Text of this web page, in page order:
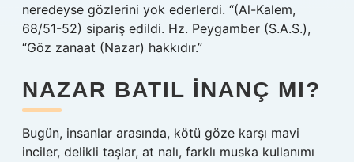
neredeyse gözlerini yok ederlerdi. “(Al-Kalem,
68/51-52) sipariş edildi. Hz. Peygamber (S.A.S.),
“Göz zanaat (Nazar) hakkıdır.”
NAZAR BATIL INANÇ MI?
Bugün, insanlar arasında, kötü göze karşı mavi
inciler, delikli taşlar, at nalı, farklı muska kullanımı